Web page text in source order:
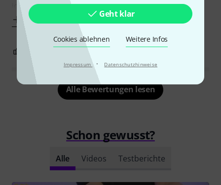
Geht klar
Cookies ablehnen Weitere Infos
Impressum · Datenschutzhinweise
ich ein Kabel
Mehr anzeigen
BEWERTUNG MELDEN
Alle Bewertungen lesen
Schon gewusst?
Alle Videos Testberichte